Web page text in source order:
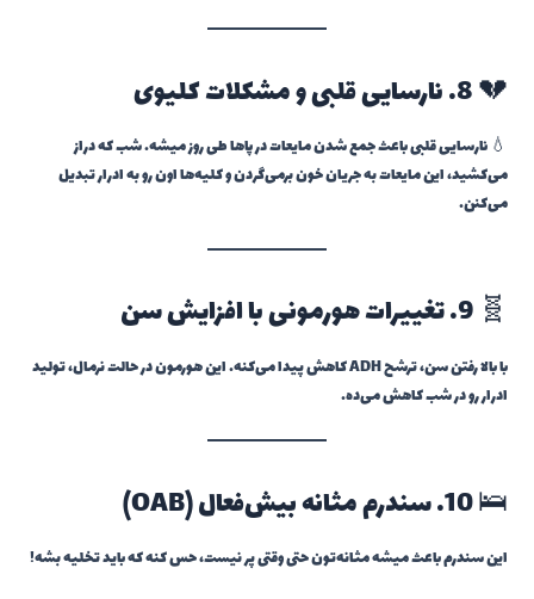
💔 8. نارسایی قلبی و مشکلات کلیوی
💧 نارسایی قلبی باعث جمع شدن مایعات در پاها طی روز میشه. شب که دراز
می‌کشید، این مایعات به جریان خون برمی‌گردن و کلیه‌ها اون رو به ادرار تبدیل
می‌کنن.
🧬 9. تغییرات هورمونی با افزایش سن
با بالا رفتن سن، ترشح ADH کاهش پیدا می‌کنه. این هورمون در حالت نرمال، تولید
ادرار رو در شب کاهش می‌ده.
🛌 10. سندرم مثانه بیش‌فعال (OAB)
این سندرم باعث میشه مثانه‌تون حتی وقتی پر نیست، حس کنه که باید تخلیه بشه!